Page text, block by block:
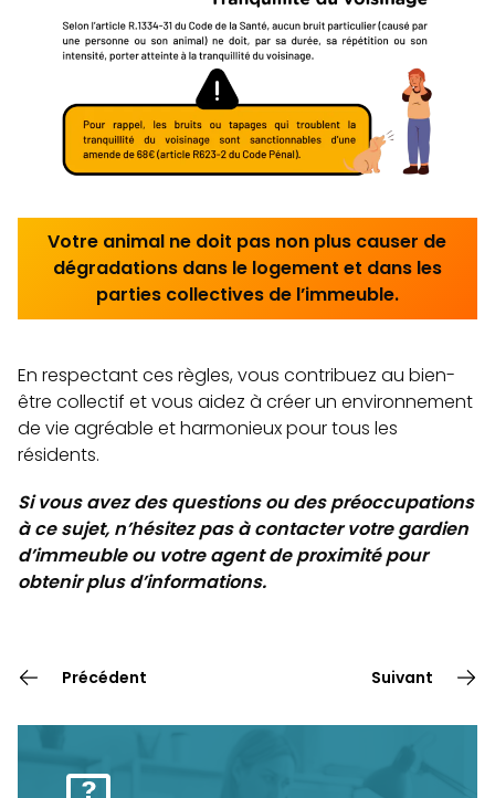
Votre animal ne doit pas non plus causer de
dégradations dans le logement et dans les
parties collectives de l’immeuble.
En respectant ces règles, vous contribuez au bien-
être collectif et vous aidez à créer un environnement
de vie agréable et harmonieux pour tous les
résidents.
Si vous avez des questions ou des préoccupations
à ce sujet, n’hésitez pas à contacter votre gardien
d’immeuble ou votre agent de proximité pour
obtenir plus d’informations.
Précédent Suivant